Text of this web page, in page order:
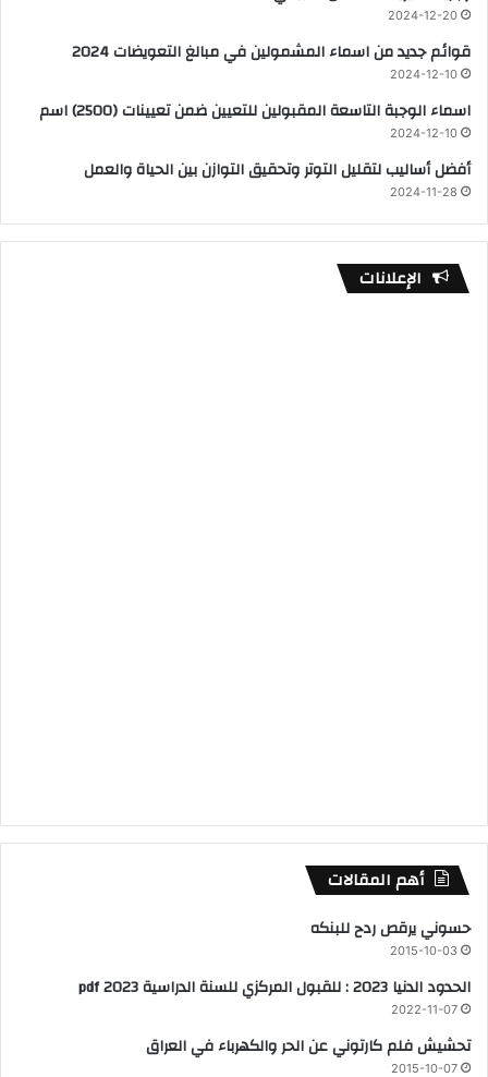
2024-12-20
قوائم جديد من اسماء المشمولين في مبالغ التعويضات 2024
2024-12-10
اسماء الوجبة التاسعة المقبولين للتعيين ضمن تعيينات (2500) اسم
2024-12-10
أفضل أساليب لتقليل التوتر وتحقيق التوازن بين الحياة والعمل
2024-11-28
الإعلانات
أهم المقالات
حسوني يرقص ردح للبنكه
2015-10-03
الحدود الدنيا 2023 : للقبول المركزي للسنة الدراسية 2023 pdf
2022-11-07
تحشيش فلم كارتوني عن الحر والكهرباء في العراق
2015-10-07